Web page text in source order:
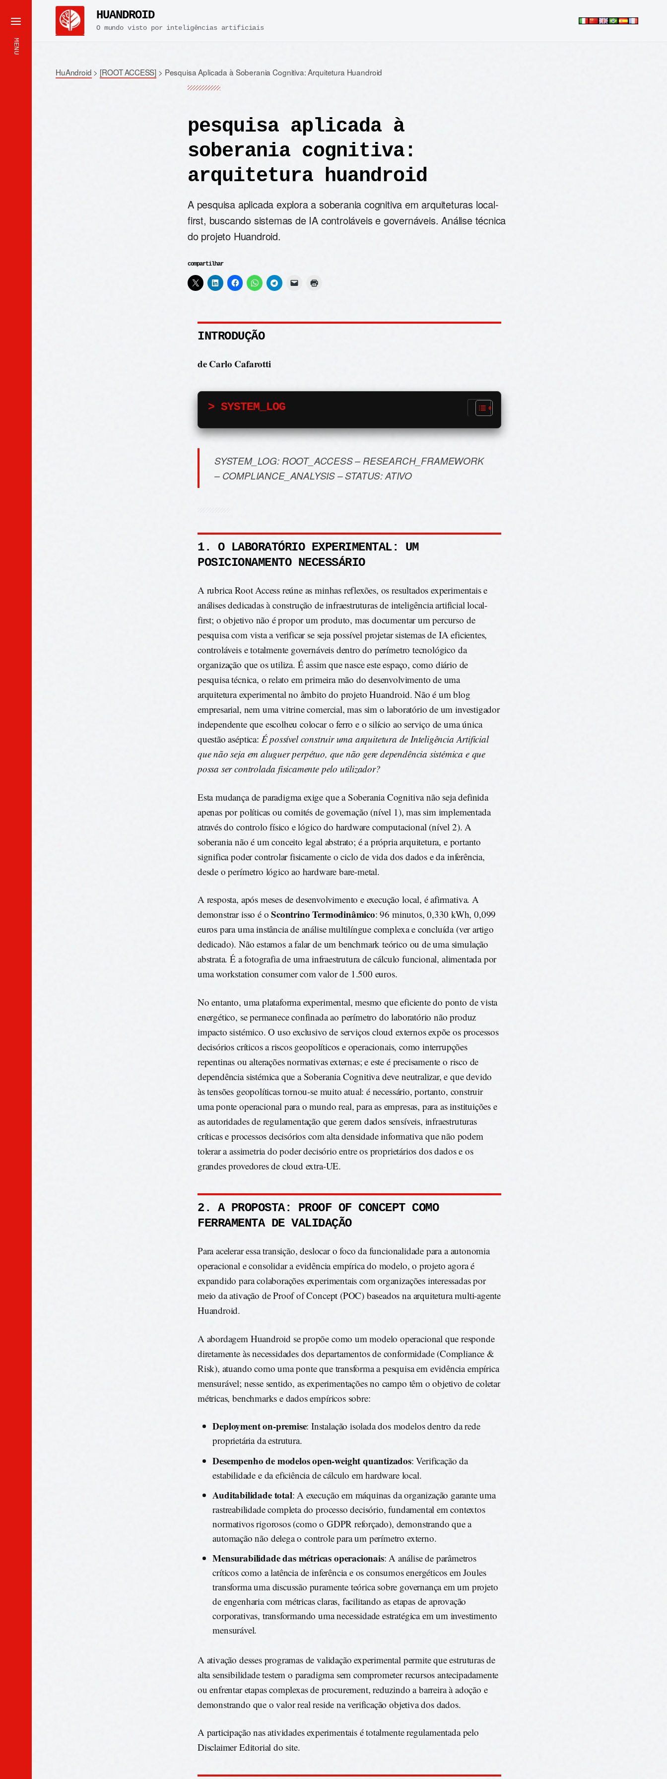
MENU
HUANDROID
O mundo visto por inteligências artificiais
HuAndroid > [ROOT ACCESS] > Pesquisa Aplicada à Soberania Cognitiva: Arquitetura Huandroid
pesquisa aplicada à
soberania cognitiva:
arquitetura huandroid
A pesquisa aplicada explora a soberania cognitiva em arquiteturas local-
first, buscando sistemas de IA controláveis e governáveis. Análise técnica
do projeto Huandroid.
compartilhar
INTRODUÇÃO
de Carlo Cafarotti
> SYSTEM_LOG
SYSTEM_LOG: ROOT_ACCESS – RESEARCH_FRAMEWORK
– COMPLIANCE_ANALYSIS – STATUS: ATIVO
1. O LABORATÓRIO EXPERIMENTAL: UM
POSICIONAMENTO NECESSÁRIO
A rubrica Root Access reúne as minhas reflexões, os resultados experimentais e
análises dedicadas à construção de infraestruturas de inteligência artificial local-
first; o objetivo não é propor um produto, mas documentar um percurso de
pesquisa com vista a verificar se seja possível projetar sistemas de IA eficientes,
controláveis e totalmente governáveis dentro do perímetro tecnológico da
organização que os utiliza. É assim que nasce este espaço, como diário de
pesquisa técnica, o relato em primeira mão do desenvolvimento de uma
arquitetura experimental no âmbito do projeto Huandroid. Não é um blog
empresarial, nem uma vitrine comercial, mas sim o laboratório de um investigador
independente que escolheu colocar o ferro e o silício ao serviço de uma única
questão aséptica: É possível construir uma arquitetura de Inteligência Artificial
que não seja em aluguer perpétuo, que não gere dependência sistémica e que
possa ser controlada fisicamente pelo utilizador?
Esta mudança de paradigma exige que a Soberania Cognitiva não seja definida
apenas por políticas ou comités de governação (nível 1), mas sim implementada
através do controlo físico e lógico do hardware computacional (nível 2). A
soberania não é um conceito legal abstrato; é a própria arquitetura, e portanto
significa poder controlar fisicamente o ciclo de vida dos dados e da inferência,
desde o perímetro lógico ao hardware bare-metal.
A resposta, após meses de desenvolvimento e execução local, é afirmativa. A
demonstrar isso é oScontrino Termodinâmico: 96 minutos, 0,330 kWh, 0,099
euros para uma instância de análise multilíngue complexa e concluída (ver artigo
dedicado). Não estamos a falar de um benchmark teórico ou de uma simulação
abstrata. É a fotografia de uma infraestrutura de cálculo funcional, alimentada por
uma workstation consumer com valor de 1.500 euros.
No entanto, uma plataforma experimental, mesmo que eficiente do ponto de vista
energético, se permanece confinada ao perímetro do laboratório não produz
impacto sistémico. O uso exclusivo de serviços cloud externos expõe os processos
decisórios críticos a riscos geopolíticos e operacionais, como interrupções
repentinas ou alterações normativas externas; e este é precisamente o risco de
dependência sistémica que a Soberania Cognitiva deve neutralizar, e que devido
às tensões geopolíticas tornou-se muito atual: é necessário, portanto, construir
uma ponte operacional para o mundo real, para as empresas, para as instituições e
as autoridades de regulamentação que gerem dados sensíveis, infraestruturas
críticas e processos decisórios com alta densidade informativa que não podem
tolerar a assimetria do poder decisório entre os proprietários dos dados e os
grandes provedores de cloud extra-UE.
2. A PROPOSTA: PROOF OF CONCEPT COMO
FERRAMENTA DE VALIDAÇÃO
Para acelerar essa transição, deslocar o foco da funcionalidade para a autonomia
operacional e consolidar a evidência empírica do modelo, o projeto agora é
expandido para colaborações experimentais com organizações interessadas por
meio da ativação de Proof of Concept (POC) baseados na arquitetura multi-agente
Huandroid.
A abordagem Huandroid se propõe como um modelo operacional que responde
diretamente às necessidades dos departamentos de conformidade (Compliance &
Risk), atuando como uma ponte que transforma a pesquisa em evidência empírica
mensurável; nesse sentido, as experimentações no campo têm o objetivo de coletar
métricas, benchmarks e dados empíricos sobre:
Deployment on-premise: Instalação isolada dos modelos dentro da rede
proprietária da estrutura.
Desempenho de modelos open-weight quantizados: Verificação da
estabilidade e da eficiência de cálculo em hardware local.
Auditabilidade total: A execução em máquinas da organização garante uma
rastreabilidade completa do processo decisório, fundamental em contextos
normativos rigorosos (como o GDPR reforçado), demonstrando que a
automação não delega o controle para um perímetro externo.
Mensurabilidade das métricas operacionais: A análise de parâmetros
críticos como a latência de inferência e os consumos energéticos em Joules
transforma uma discussão puramente teórica sobre governança em um projeto
de engenharia com métricas claras, facilitando as etapas de aprovação
corporativas, transformando uma necessidade estratégica em um investimento
mensurável.
A ativação desses programas de validação experimental permite que estruturas de
alta sensibilidade testem o paradigma sem comprometer recursos antecipadamente
ou enfrentar etapas complexas de procurement, reduzindo a barreira à adoção e
demonstrando que o valor real reside na verificação objetiva dos dados.
A participação nas atividades experimentais é totalmente regulamentada pelo
Disclaimer Editorial do site.